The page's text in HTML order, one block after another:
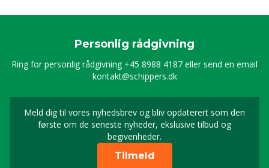
Personlig rådgivning
Ring for personlig rådgivning +45 8988 4187 eller send en email
kontakt@schippers.dk
Meld dig til vores nyhedsbrev og bliv opdaterert som den
første om de seneste nyheder, ekslusive tilbud og
begivenheder.
Timeld dig vores
Tilmeld